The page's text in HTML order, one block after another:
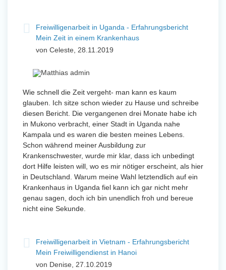
Freiwilligenarbeit in Uganda - Erfahrungsbericht
Mein Zeit in einem Krankenhaus
von Celeste, 28.11.2019
Wie schnell die Zeit vergeht- man kann es kaum
glauben. Ich sitze schon wieder zu Hause und schreibe
diesen Bericht. Die vergangenen drei Monate habe ich
in Mukono verbracht, einer Stadt in Uganda nahe
Kampala und es waren die besten meines Lebens.
Schon während meiner Ausbildung zur
Krankenschwester, wurde mir klar, dass ich unbedingt
dort Hilfe leisten will, wo es mir nötiger erscheint, als hier
in Deutschland. Warum meine Wahl letztendlich auf ein
Krankenhaus in Uganda fiel kann ich gar nicht mehr
genau sagen, doch ich bin unendlich froh und bereue
nicht eine Sekunde.
Freiwilligenarbeit in Vietnam - Erfahrungsbericht
Mein Freiwilligendienst in Hanoi
von Denise, 27.10.2019